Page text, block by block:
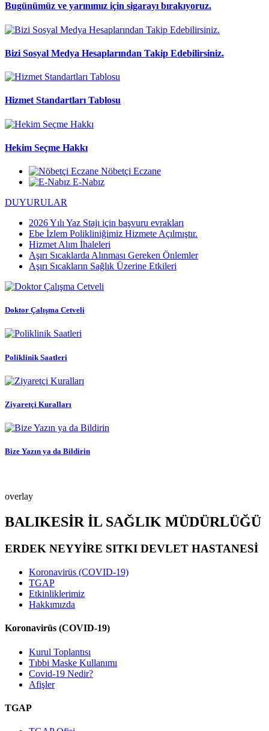
Bugünümüz ve yarınımız için sigarayı bırakıyoruz.
Bizi Sosyal Medya Hesaplarından Takip Edebilirsiniz.
Hizmet Standartları Tablosu
Hekim Seçme Hakkı
Nöbetçi Eczane
E-Nabız
DUYURULAR
2026 Yılı Yaz Stajı için başvuru evrakları
Ebe İzlem Polikliniğimiz Hizmete Açılmıştır.
Hizmet Alım İhaleleri
Aşırı Sıcaklarda Alınması Gereken Önlemler
Aşırı Sıcakların Sağlık Üzerine Etkileri
Doktor Çalışma Cetveli
Poliklinik Saatleri
Ziyaretçi Kuralları
Bize Yazın ya da Bildirin
overlay
BALIKESİR İL SAĞLIK MÜDÜRLÜĞÜ
ERDEK NEYYİRE SITKI DEVLET HASTANESİ
Koronavirüs (COVID-19)
TGAP
Etkinliklerimiz
Hakkımızda
Koronavirüs (COVID-19)
Kurul Toplantısı
Tıbbi Maske Kullanımı
Covid-19 Nedir?
Afişler
TGAP